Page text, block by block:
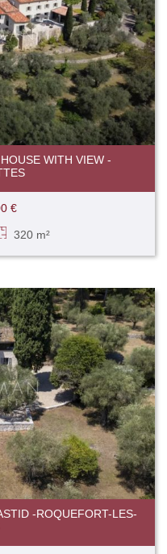
WITH VIEW -
€
320 m²
-ROQUEFORT-LES-